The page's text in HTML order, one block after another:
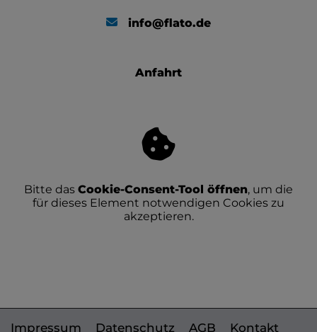
info@flato.de
Anfahrt
Bitte das Cookie-Consent-Tool öffnen, um die
für dieses Element notwendigen Cookies zu
akzeptieren.
Impressum Datenschutz AGB Kontakt